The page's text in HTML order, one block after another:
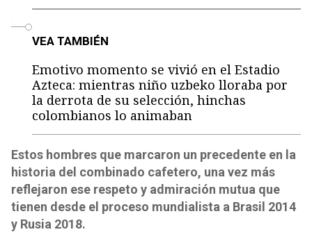
VEA TAMBIÉN
Emotivo momento se vivió en el Estadio
Azteca: mientras niño uzbeko lloraba por
la derrota de su selección, hinchas
colombianos lo animaban
Estos hombres que marcaron un precedente en la
historia del combinado cafetero, una vez más
reflejaron ese respeto y admiración mutua que
tienen desde el proceso mundialista a Brasil 2014
y Rusia 2018.